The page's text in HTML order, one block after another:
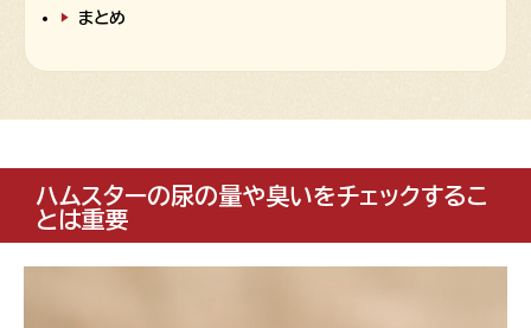
まとめ
ハムスターの尿の量や臭いをチェックするこ
とは重要